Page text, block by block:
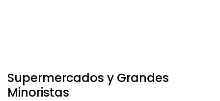
Supermercados y Grandes
Minoristas